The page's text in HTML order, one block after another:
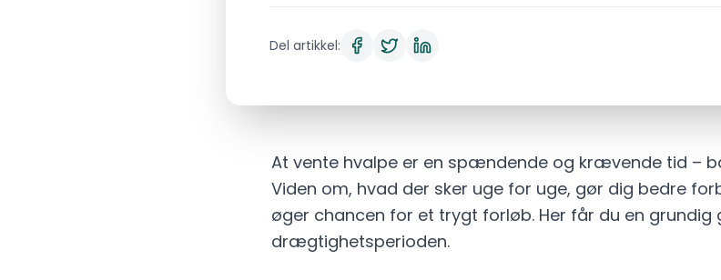
Del artikkel:
At vente hvalpe er en spændende og krævende tid –
Viden om, hvad der sker uge for uge, gør dig bedre
øger chancen for et trygt forløb. Her får du en grundig
drægtighetsperioden.